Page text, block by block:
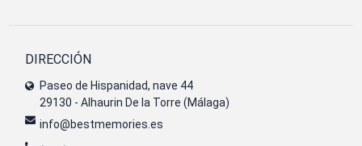
DIRECCIÓN
Paseo de Hispanidad, nave 44
29130 - Alhaurin De la Torre (Málaga)
info@bestmemories.es